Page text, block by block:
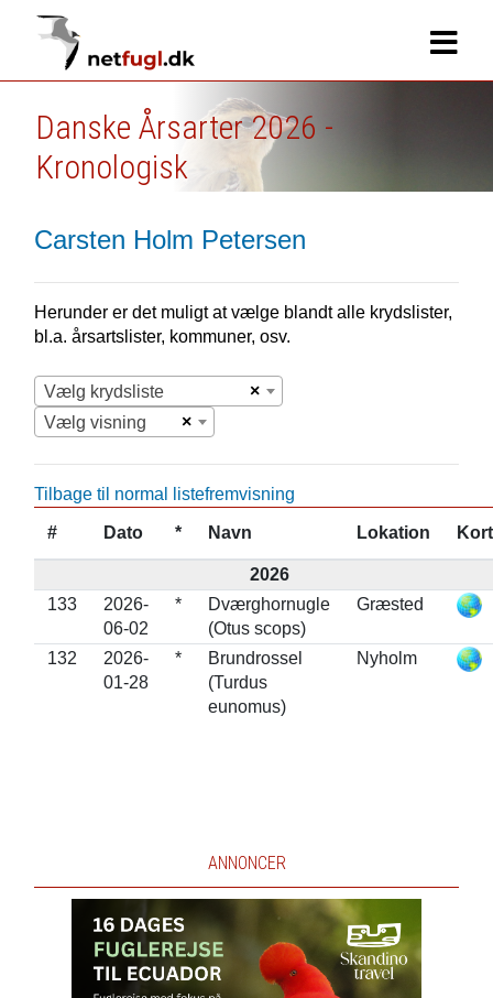
Danske Årsarter 2026 -
Kronologisk
Carsten Holm Petersen
Herunder er det muligt at vælge blandt alle krydslister,
bl.a. årsartslister, kommuner, osv.
×
Vælg krydsliste
×
Vælg visning
Tilbage til normal listefremvisning
# Dato * Navn Lokation Kort
2026
133
2026-
06-02
*
Dværghornugle
(Otus scops)
Græsted
132
2026-
01-28
*
Brundrossel
(Turdus
eunomus)
Nyholm
ANNONCER